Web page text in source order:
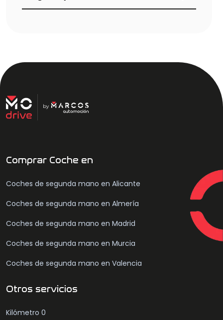
Comprar Coche en
Coches de segunda mano en Alicante
Coches de segunda mano en Almería
Coches de segunda mano en Madrid
Coches de segunda mano en Murcia
Coches de segunda mano en Valencia
Otros servicios
Kilómetro 0